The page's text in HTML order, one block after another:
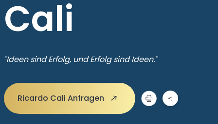
Cali
"Ideen sind Erfolg, und Erfolg sind Ideen."
Ricardo Cali Anfragen